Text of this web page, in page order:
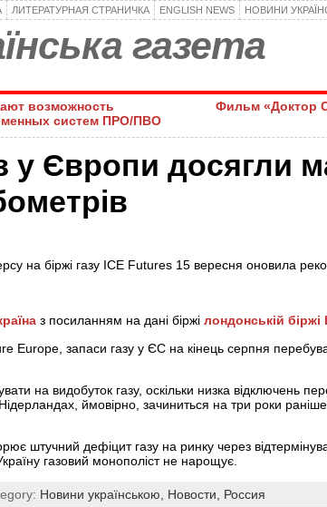
ЛИТЕРАТУРНАЯ СТРАНИЧКА ENGLISH NEWS НОВИНИ
газета
возможность
систем ПРО/ПВО
Фильм «Доктор
у Європи досягли
на біржі газу ICE Futures 15 вересня оновила
з посиланням на дані біржі лондонській біржі
Europe, запаси газу у ЄС на кінець серпня
на видобуток газу, оскільки низка відключень
ймовірно, зачиниться на три роки
штучний дефіцит газу на ринку через
газовий монополіст не нарощує.
Новини українською, Новости, Россия